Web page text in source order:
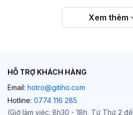
khả năng của bạn. Bạn có
thức mọi lúc bạn muốn.
khác, cũng như nhận được
khóa học hay người hướng
Cuối cùng, khóa học online này
Xem thêm
HỖ TRỢ KHÁCH HÀNG
Email: hotro@gitiho.com
Hotline: 0774 116 285
(Giờ làm việc: 8h30 - 18h, Từ Thứ 2